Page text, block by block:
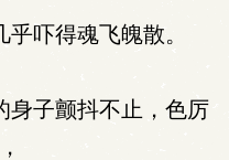
吓得魂飞魄散。
子颤抖不止，色厉